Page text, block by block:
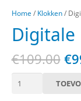
Home / Klokken/
Digitale
€109.00 €